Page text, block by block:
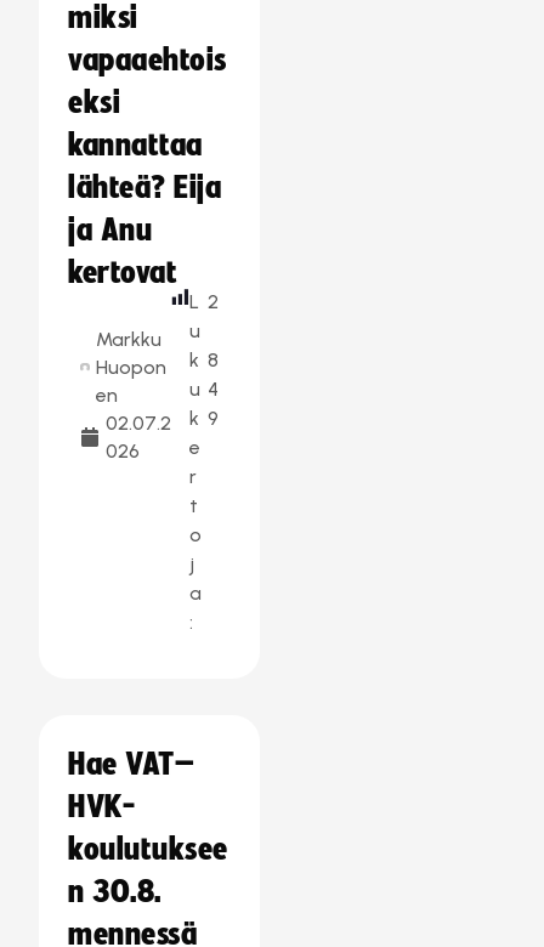
miksi
vapaaehtois
eksi
kannattaa
lähteä? Eija
ja Anu
kertovat
Markku
Huopon
en
02.07.2
026
L
u
k
u
k
e
r
t
o
j
a
:
2
8
4
9
Hae VAT–
HVK-
koulutuksee
n 30.8.
mennessä